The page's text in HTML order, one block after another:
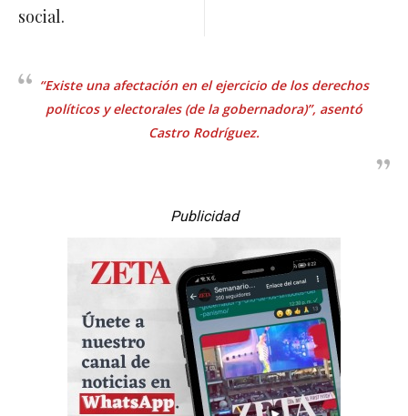
social.
“Existe una afectación en el ejercicio de los derechos
políticos y electorales (de la gobernadora)”, asentó
Castro Rodríguez.
Publicidad